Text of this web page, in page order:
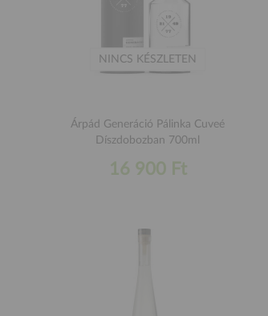
NINCS KÉSZLETEN
Árpád Generáció Pálinka Cuveé
Díszdobozban 700ml
16 900 Ft